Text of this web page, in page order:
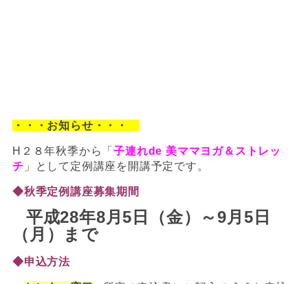
・・・お知らせ・・・
H２８年秋季から 「子連れde 美ママヨガ＆ストレッ
チ 」として定例講座を開講予定です。
◆秋季定例講座募集期間
平成28年8月5日（金）～9月5日
（月）まで
◆申込方法